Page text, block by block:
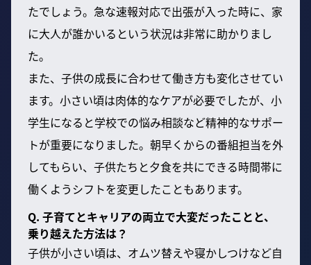
たでしょう。急な速報対応で出張が入った時に、家
に大人が誰かいるという状況は非常に助かりまし
た。
また、子供の成長に合わせて働き方も変化させてい
ます。小さい頃は肉体的なケアが必要でしたが、小
学生になると学校での悩み相談など精神的なサポー
トが重要になりました。朝早くからの番組担当を外
してもらい、子供たちと夕食を共にできる時間帯に
働くようシフトを変更したこともあります。
Q. 子育てとキャリアの両立で大変だったことと、
乗り越えた方法は？
子供が小さい頃は、オムツ替えや寝かしつけなど自